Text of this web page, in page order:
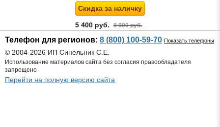
Скидка за наличку
5 400 руб. 8 000 руб.
Телефон для регионов: 8 (800) 100-59-70 Показать телефоны
© 2004-2026 ИП Синельник С.Е.
Использование материалов сайта без согласия правообладателя
запрещено
Перейти на полную версию сайта